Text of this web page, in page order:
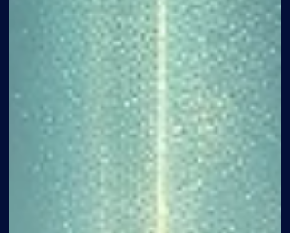
stata raffinata dal libero ricercatore Franco
Ranieri L'ascoltatore potrà sentire il suono
cristallino e xdai bassi profondi e caldi, il
tutto in una grande avvolgenza. Le frequenze
Basse sono generate dalla Madre Terr